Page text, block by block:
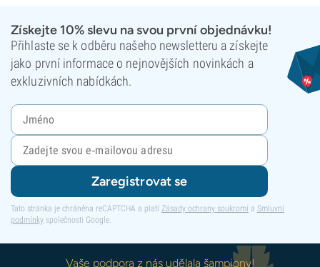
Získejte 10% slevu na svou první objednávku!
Přihlaste se k odběru našeho newsletteru a získejte
jako první informace o nejnovějších novinkách a
exkluzivních nabídkách.
Zaregistrovat se
Tato stránka je chráněna reCAPTCHA a platí Zásady ochrany soukromí a Smluvní
podmínky společnosti Google.
Vaše podpora z nás udělala šampiony!